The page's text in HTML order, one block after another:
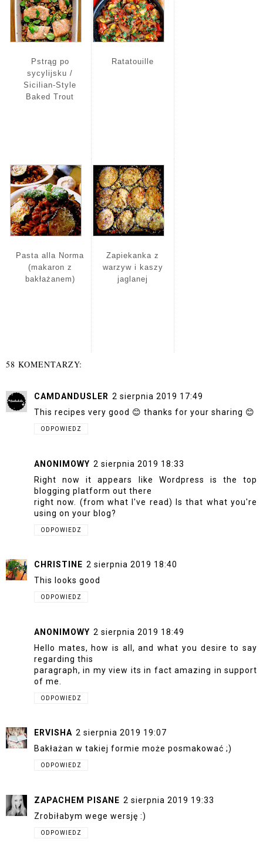
Pstrąg po
sycylijsku /
Sicilian-Style
Baked Trout
Ratatouille
Pasta alla Norma
(makaron z
bakłażanem)
Zapiekanka z
warzyw i kaszy
jaglanej
58 KOMENTARZY:
CAMDANDUSLER 2 sierpnia 2019 17:49
This recipes very good 😊 thanks for your sharing 😊
ODPOWIEDZ
ANONIMOWY 2 sierpnia 2019 18:33
Right now it appears like Wordpress is the top
blogging platform out there
right now. (from what I've read) Is that what you're
using on your blog?
ODPOWIEDZ
CHRISTINE 2 sierpnia 2019 18:40
This looks good
ODPOWIEDZ
ANONIMOWY 2 sierpnia 2019 18:49
Hello mates, how is all, and what you desire to say
regarding this
paragraph, in my view its in fact amazing in support
of me.
ODPOWIEDZ
ERVISHA 2 sierpnia 2019 19:07
Bakłażan w takiej formie może posmakować ;)
ODPOWIEDZ
ZAPACHEM PISANE 2 sierpnia 2019 19:33
Zrobiłabym wege wersję :)
ODPOWIEDZ